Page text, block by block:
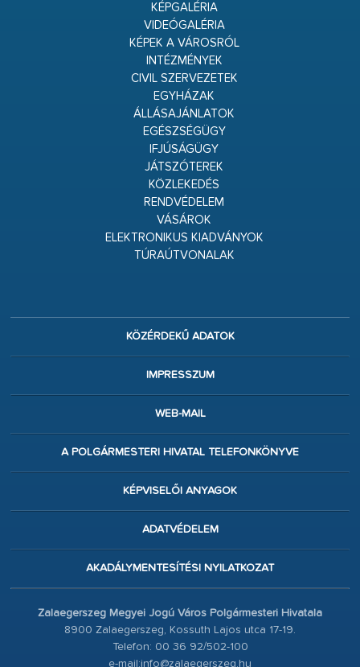
KÉPGALÉRIA
VIDEÓGALÉRIA
KÉPEK A VÁROSRÓL
INTÉZMÉNYEK
CIVIL SZERVEZETEK
EGYHÁZAK
ÁLLÁSAJÁNLATOK
EGÉSZSÉGÜGY
IFJÚSÁGÜGY
JÁTSZÓTEREK
KÖZLEKEDÉS
RENDVÉDELEM
VÁSÁROK
ELEKTRONIKUS KIADVÁNYOK
TÚRAÚTVONALAK
KÖZÉRDEKŰ ADATOK
IMPRESSZUM
WEB-MAIL
A POLGÁRMESTERI HIVATAL TELEFONKÖNYVE
KÉPVISELŐI ANYAGOK
ADATVÉDELEM
AKADÁLYMENTESÍTÉSI NYILATKOZAT
Zalaegerszeg Megyei Jogú Város Polgármesteri Hivatala
8900 Zalaegerszeg, Kossuth Lajos utca 17-19.
Telefon: 00 36 92/502-100
e-mail:info@zalaegerszeg.hu